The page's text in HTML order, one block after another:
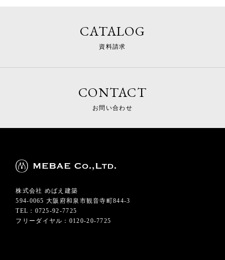
CATALOG
資料請求
CONTACT
お問い合わせ
株式会社 めばえ建築
594-0065 大阪府和泉市観音寺町844-3
TEL：0725-92-7725
フリーダイヤル：0120-20-7725